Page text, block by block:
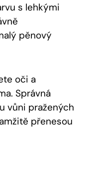
s lehkými
pěnový
oči a
Správná
vůni pražených
přenesou